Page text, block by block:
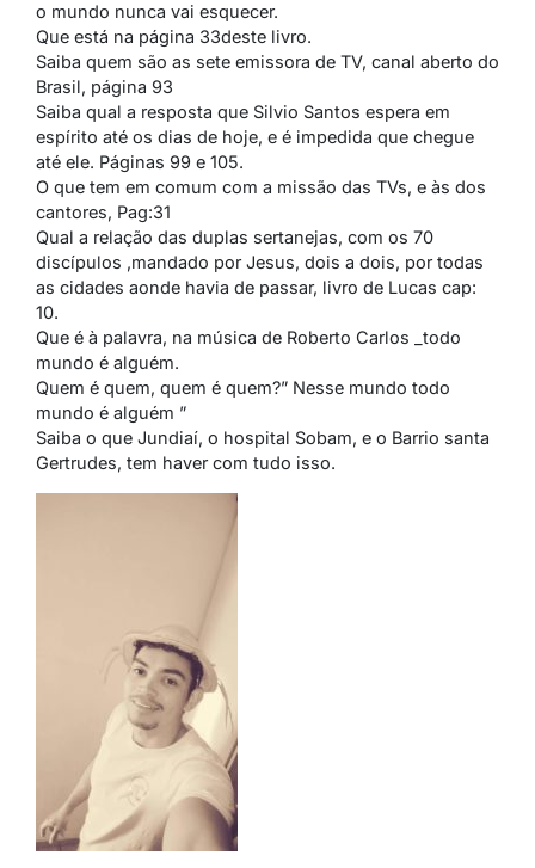
o mundo nunca vai esquecer.
Que está na página 33deste livro.
Saiba quem são as sete emissora de TV, canal aberto do
Brasil, página 93
Saiba qual a resposta que Silvio Santos espera em
espírito até os dias de hoje, e é impedida que chegue
até ele. Páginas 99 e 105.
O que tem em comum com a missão das TVs, e às dos
cantores, Pag:31
Qual a relação das duplas sertanejas, com os 70
discípulos ,mandado por Jesus, dois a dois, por todas
as cidades aonde havia de passar, livro de Lucas cap:
10.
Que é à palavra, na música de Roberto Carlos _todo
mundo é alguém.
Quem é quem, quem é quem?” Nesse mundo todo
mundo é alguém ”
Saiba o que Jundiaí, o hospital Sobam, e o Barrio santa
Gertrudes, tem haver com tudo isso.